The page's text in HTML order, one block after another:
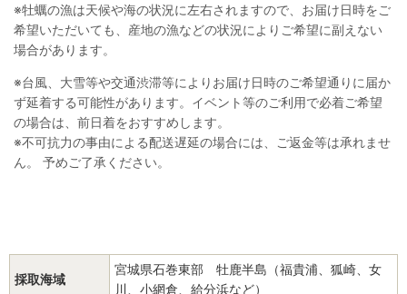
※牡蠣の漁は天候や海の状況に左右されますので、お届け日時をご
希望いただいても、産地の漁などの状況によりご希望に副えない
場合があります。
※台風、大雪等や交通渋滞等によりお届け日時のご希望通りに届か
ず延着する可能性があります。 イベント等のご利用で必着ご希望
の場合は、前日着をおすすめ します。
※不可抗力の事由による配送遅延の場合には、ご返金等は承れませ
ん。
予めご了承ください。
採取海域
宮城県石巻東部 牡鹿半島（福貴浦、狐崎、女
川、小網倉、給分浜など）